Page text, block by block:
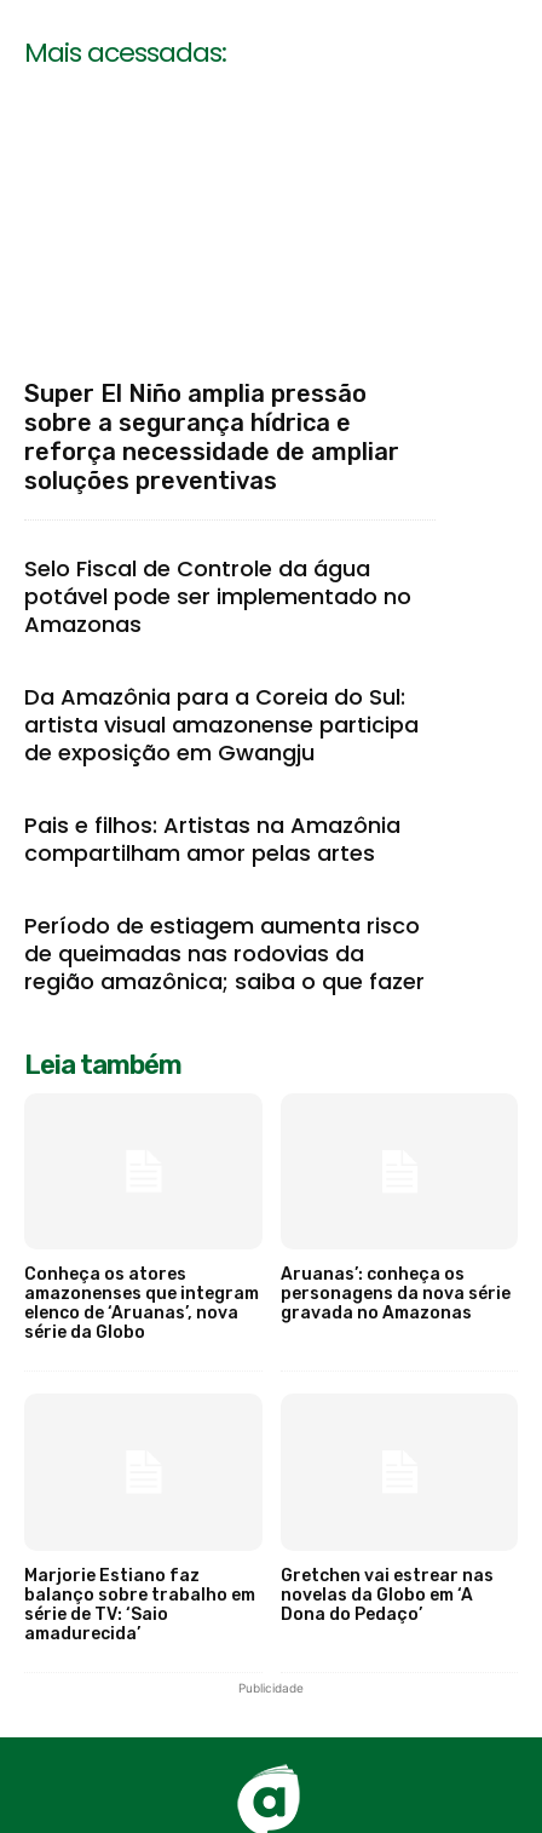
Mais acessadas:
Super El Niño amplia pressão
sobre a segurança hídrica e
reforça necessidade de ampliar
soluções preventivas
Selo Fiscal de Controle da água
potável pode ser implementado no
Amazonas
Da Amazônia para a Coreia do Sul:
artista visual amazonense participa
de exposição em Gwangju
Pais e filhos: Artistas na Amazônia
compartilham amor pelas artes
Período de estiagem aumenta risco
de queimadas nas rodovias da
região amazônica; saiba o que fazer
Leia também
Conheça os atores
amazonenses que integram
elenco de ‘Aruanas’, nova
série da Globo
Aruanas’: conheça os
personagens da nova série
gravada no Amazonas
Marjorie Estiano faz
balanço sobre trabalho em
série de TV: ‘Saio
amadurecida’
Gretchen vai estrear nas
novelas da Globo em ‘A
Dona do Pedaço’
Publicidade